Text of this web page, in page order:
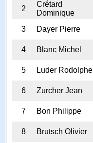
2
Crétard
Dominique
3 Dayer Pierre
4 Blanc Michel
5
Luder Rodolphe
6
Zurcher Jean
7
Bon Philippe
8
Brutsch Olivier